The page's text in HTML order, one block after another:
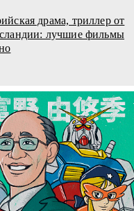
драма, триллер от
лучшие фильмы